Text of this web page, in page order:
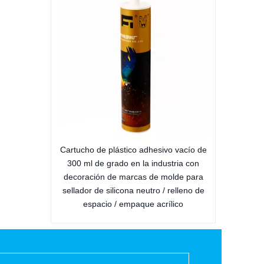
adhesivo vacío de
la industria con
de molde para
neutro / relleno de
sellador de construcción